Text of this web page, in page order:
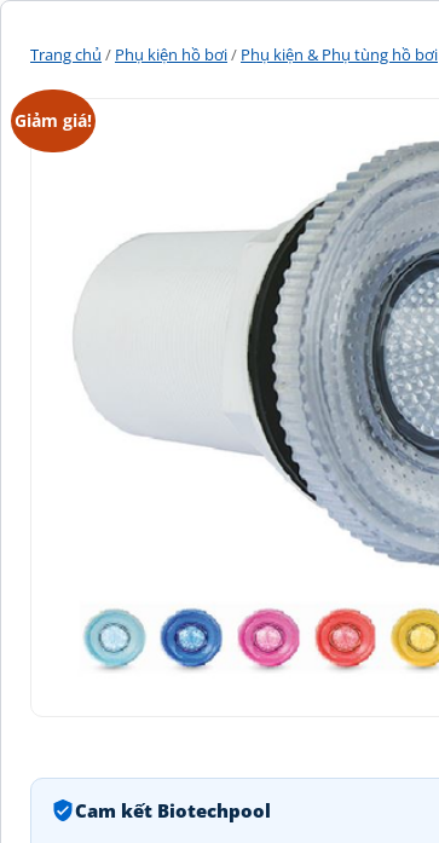
Trang chủ / Phụ kiện hồ bơi/ Phụ kiện & Phụ tùng hồ bơi
Giảm giá!
Cam kết Biotechpool